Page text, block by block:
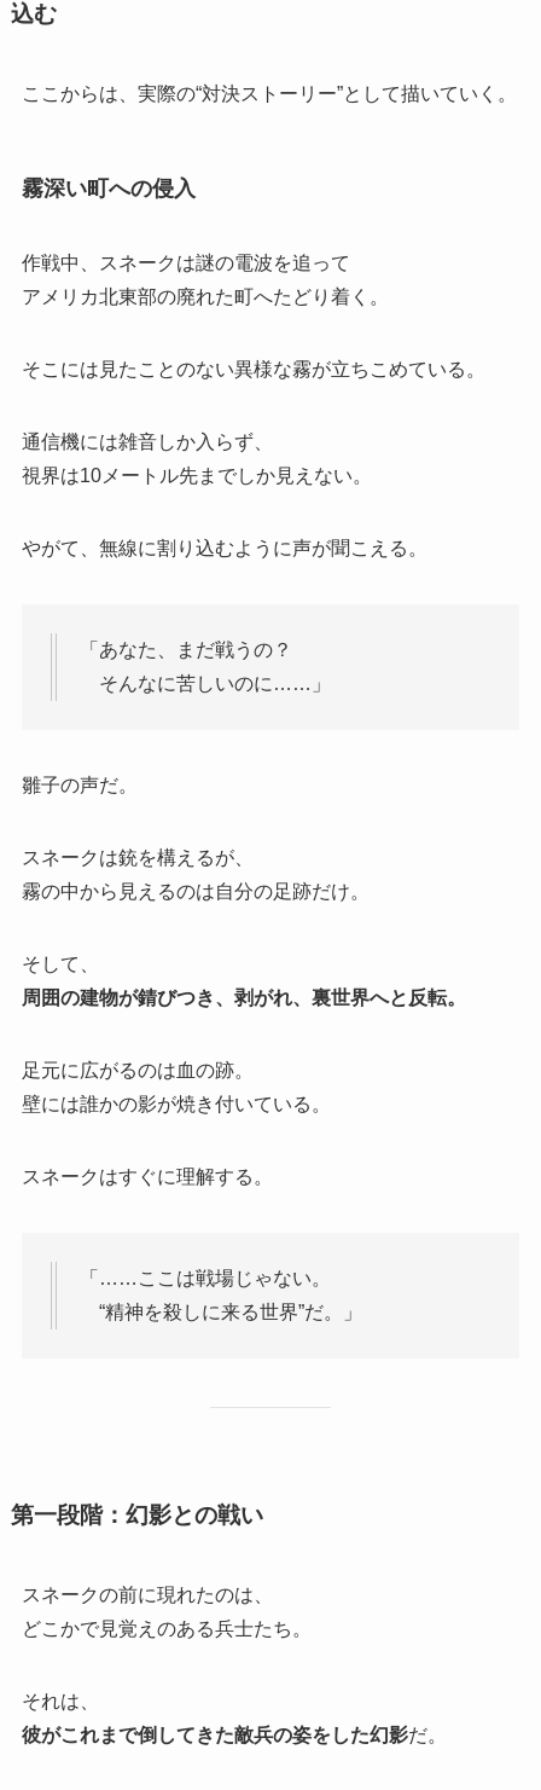
込む
ここからは、実際の“対決ストーリー”として描いていく。
霧深い町への侵入
作戦中、スネークは謎の電波を追って
アメリカ北東部の廃れた町へたどり着く。
そこには見たことのない異様な霧が立ちこめている。
通信機には雑音しか入らず、
視界は10メートル先までしか見えない。
やがて、無線に割り込むように声が聞こえる。
「あなた、まだ戦うの？
そんなに苦しいのに……」
雛子の声だ。
スネークは銃を構えるが、
霧の中から見えるのは自分の足跡だけ。
そして、
周囲の建物が錆びつき、剥がれ、裏世界へと反転。
足元に広がるのは血の跡。
壁には誰かの影が焼き付いている。
スネークはすぐに理解する。
「……ここは戦場じゃない。
“精神を殺しに来る世界”だ。」
第一段階：幻影との戦い
スネークの前に現れたのは、
どこかで見覚えのある兵士たち。
それは、
彼がこれまで倒してきた敵兵の姿をした幻影だ。